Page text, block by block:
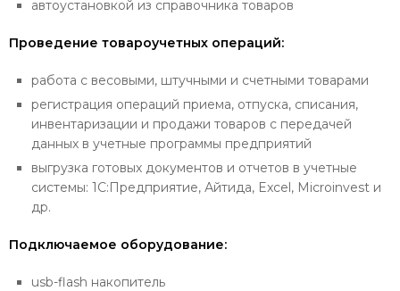
автоустановкой из справочника товаров
Проведение товароучетных операций:
работа с весовыми, штучными и счетными товарами
регистрация операций приема, отпуска, списания,
инвентаризации и продажи товаров с передачей
данных в учетные программы предприятий
выгрузка готовых документов и отчетов в учетные
системы: 1С:Предприятие, Айтида, Excel, Microinvest и
др.
Подключаемое оборудование:
usb-flash накопитель